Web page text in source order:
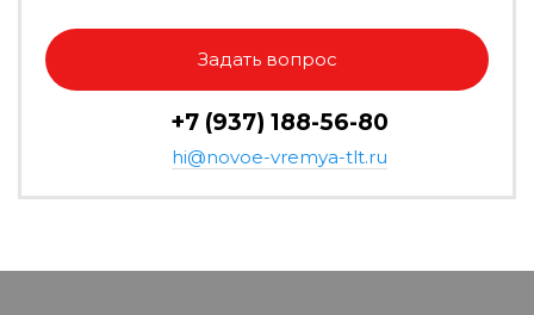
Задать вопрос
+7 (937) 188-56-80
hi@novoe-vremya-tlt.ru